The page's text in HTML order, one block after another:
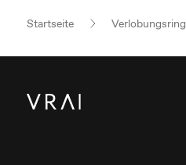
Startseite Verlobungsring